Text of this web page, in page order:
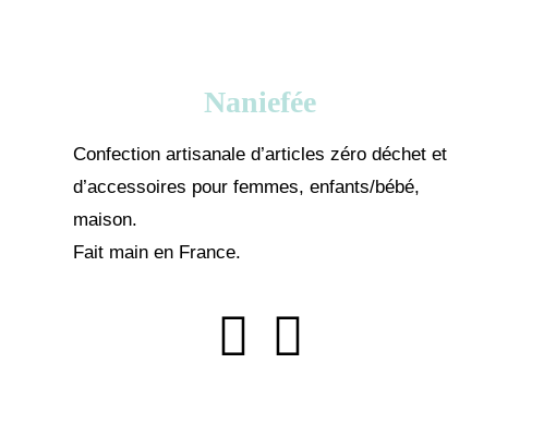
Naniefée
Confection artisanale d’articles zéro déchet et
d’accessoires pour femmes, enfants/bébé,
maison.
Fait main en France.